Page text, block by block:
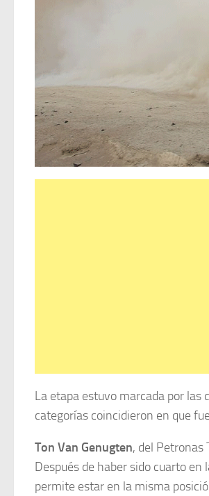
La etapa estuvo marcada por
categorías coincidieron en que
Ton Van Genugten, del Petronas
Después de haber sido cuarto
permite estar en la misma